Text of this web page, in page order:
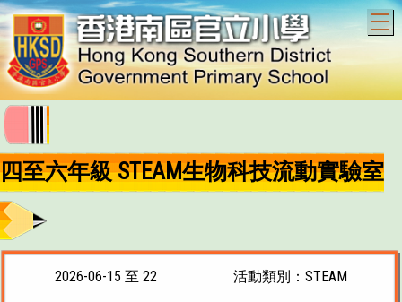
四至六年級 STEAM生物科技流動實驗室
2026-06-15 至 22 活動類別：STEAM